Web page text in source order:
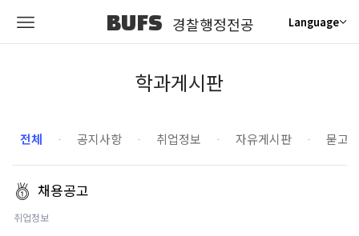
BUFS 경찰행정전공 Language
학과게시판
전체 공지사항 취업정보 자유게시판 묻고
채용공고
취업정보